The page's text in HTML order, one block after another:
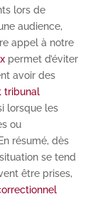
lors de
audience,
appel à notre
permet d’éviter
avoir des
tribunal
lorsque les
ou
résumé, dès
se tend
être prises,